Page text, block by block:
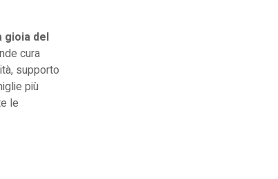
gioia del
cura
supporto
più
le